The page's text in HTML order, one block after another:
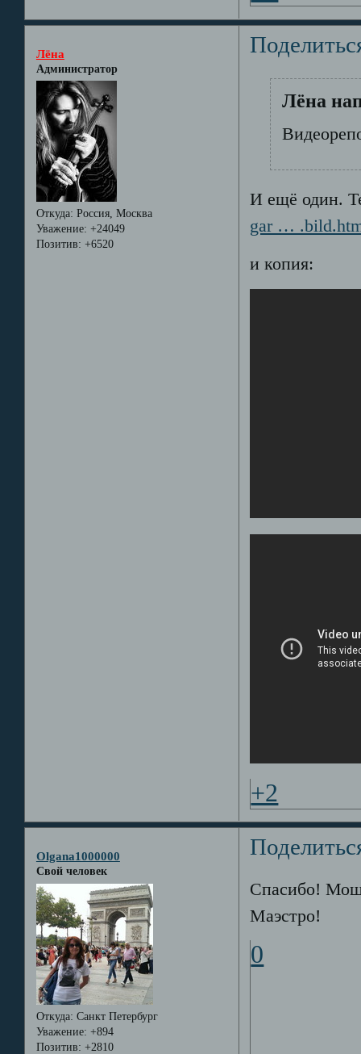
Лёна
Администратор
Откуда: Россия, Москва
Уважение: +24049
Позитив: +6520
Лёна
И ещё один.
gar …
и копия:
+2
Olgana1000000
Свой человек
Откуда: Санкт Петербург
Уважение: +894
Позитив: +2810
Спасибо!
Маэстро!
0